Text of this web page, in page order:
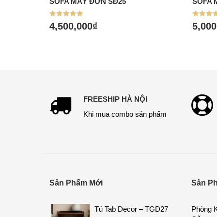
Mua hàng
Được xếp
hạng
4,500,000₫
Được xếp
hạng
FREESHIP HÀ NỘI
Khi mua combo sản phẩm
Sản Phẩm Mới
Tủ Tab Decor – TGD27
Sản
Phòng